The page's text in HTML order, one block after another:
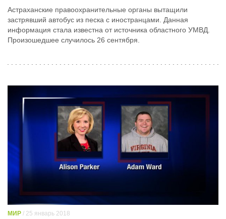
Астраханские правоохранительные органы вытащили
застрявший автобус из песка с иностранцами. Данная
информация стала известна от источника областного УМВД.
Произошедшее случилось 26 сентября.
МИР / 25 январь 2018